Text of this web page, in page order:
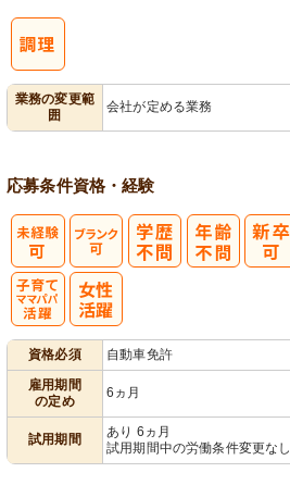
業務の変更範
囲
会社が定める業務
応募条件資格・経験
資格必須
自動車免許
雇用期間
の定め
6ヵ月
試用期間
あり 6ヵ月
試用期間中の労働条件変更なし